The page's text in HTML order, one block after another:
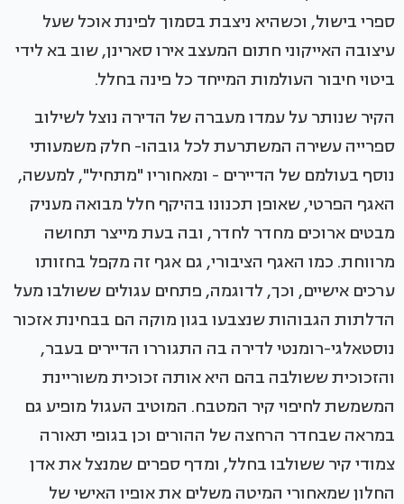
ספרי בישול, וכשהיא ניצבת בסמוך לפינת אוכל שעל
עיצובה האייקוני חתום המעצב אירו סארינן, שוב בא לידי
ביטוי חיבור העולמות המייחד כל פינה בחלל.
הקיר שנותר על עמדו מעברה של הדירה נוצל לשילוב
ספרייה עשירה המשתרעת לכל גובהו- חלק משמעותי
נוסף בעולמם של הדיירים - ומאחוריו "מתחיל", למעשה,
האגף הפרטי, שאופן תכנונו בהיקף חלל מבואה מעניק
מבטים ארוכים מחדר לחדר, ובה בעת מייצר תחושה
מרווחת. כמו האגף הציבורי, גם אגף זה מקפל בחזותו
ערכים אישיים, וכך, לדוגמה, פתחים עגולים ששולבו מעל
הדלתות הגבוהות שנצבעו בגון מוקה הם בבחינת אזכור
נוסטאלגי-רומנטי לדירה בה התגוררו הדיירים בעבר,
והזכוכית ששולבה בהם היא אותה זכוכית משוריינת
המשמשת לחיפוי קיר המטבח. המוטיב העגול מופיע גם
במראה שבחדר הרחצה של ההורים וכן בגופי תאורה
צמודי קיר ששולבו בחלל, ומדף ספרים שמנצל את אדן
החלון שמאחורי המיטה משלים את אופיו האישי של